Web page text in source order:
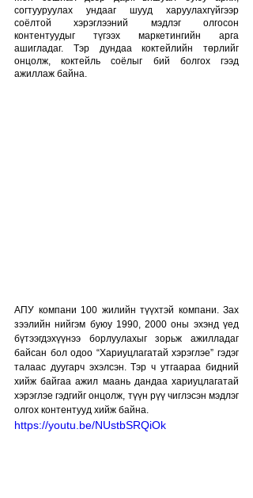
согтууруулах ундааг шууд харуулахгүйгээр
соёлтой хэрэглээний мэдлэг олгосон
контентуудыг түгээх маркетингийн арга
ашигладаг. Тэр дундаа коктейлийн төрлийг
онцолж, коктейль соёлыг бий болгох гээд
ажиллаж байна.
АПУ компани 100 жилийн түүхтэй компани. Зах
зээлийн нийгэм буюу 1990, 2000 оны эхэнд үед
бүтээгдэхүүнээ борлуулахыг зорьж ажилладаг
байсан бол одоо “Хариуцлагатай хэрэглэе” гэдэг
талаас дуугарч эхэлсэн. Тэр ч утгаараа бидний
хийж байгаа ажил маань дандаа хариуцлагатай
хэрэглэе гэдгийг онцолж, түүн рүү чиглэсэн мэдлэг
олгох контентууд хийж байна.
https://youtu.be/NUstbSRQiOk